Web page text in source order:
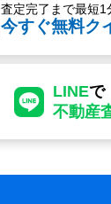
査定完了まで最短1
今すぐ無料ク
LINEで
不動産